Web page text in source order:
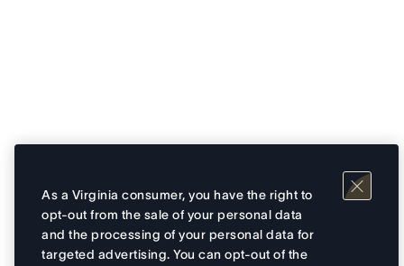
As a Virginia consumer, you have the right to
opt-out from the sale of your personal data
and the processing of your personal data for
targeted advertising. You can opt-out of the